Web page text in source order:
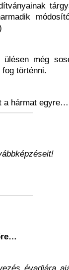
még
történni.
a hármat egyre…
évadjára